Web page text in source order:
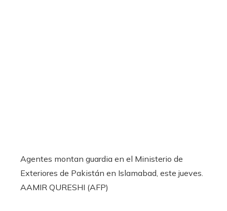
Agentes montan guardia en el Ministerio de
Exteriores de Pakistán en Islamabad, este jueves.
AAMIR QURESHI (AFP)